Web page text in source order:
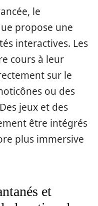
le
propose une
interactives. Les
cours à leur
sur le
ou des
jeux et des
être intégrés
plus immersive
et